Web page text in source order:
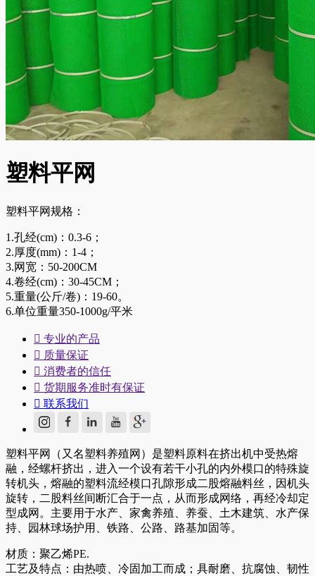
塑料平网
塑料平网规格：
1.孔经(cm)：0.3-6；
2.厚度(mm)：1-4；
3.网宽：50-200CM
4.卷经(cm)：30-45CM；
5.重量(公斤/卷)：19-60。
6.单位重量350-1000g/平米
 专业的产品
 质量保证
 消费者的信任
 货期服务准时有保证
 联系我们
塑料平网（又名塑料养殖网）是塑料原料在挤出机中受热熔
融，经螺杆挤出，进入一个设有若干小孔的内外模口的特殊旋
转机头，熔融的塑料流经模口孔隙形成二股熔融料丝，因机头
旋转，二股料丝间断汇合于一点，从而形成网络，再经冷却定
型成网。主要用于水产、家禽养殖、养蚕、土木建筑、水产保
持、园林球场护用、铁路、公路、路基加固等。
材质：聚乙烯PE.
工艺及特点：由热喷、冷固加工而成；具耐磨、抗腐蚀、韧性